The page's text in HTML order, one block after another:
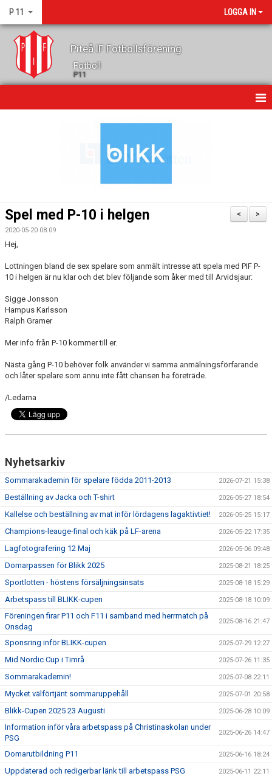
P 11 LOGGA IN
Piteå IF Fotbollsförening
Fotboll
P11
TRUPPEN
DOKUMENT
KONTAKT
>
<
Spel med P-10 i helgen
2020-05-20 08:09
Hej,
Lottningen bland de sex spelare som anmält intresse att spela med PIF P-
10 i helgen är nu klar och det blev följande som åker med till Arvidsjaur:
Sigge Jonsson
Hampus Karlsson
Ralph Gramer
Mer info från P-10 kommer till er.
Nästa gång P-10 behöver folk använder vi samma anmälningsförfarande
och låter spelare som ännu inte fått chansen ha företräde.
/Ledarna
Nyhetsarkiv
Sommarakademin för spelare födda 2011-2013 2026-07-21 15:38
Beställning av Jacka och T-shirt 2026-05-27 18:54
Kallelse och beställning av mat inför lördagens lagaktivtiet! 2026-05-25 15:17
Champions-leauge-final och käk på LF-arena 2026-05-22 17:35
Lagfotografering 12 Maj 2026-05-06 09:48
Domarpassen för Blikk 2025 2025-08-21 18:25
Sportlotten - höstens försäljningsinsats 2025-08-18 15:29
Arbetspass till BLIKK-cupen 2025-08-18 10:09
Föreningen firar P11 och F11 i samband med herrmatch på
Onsdag
2025-08-16 21:47
Sponsring inför BLIKK-cupen 2025-07-29 12:27
Mid Nordic Cup i Timrå 2025-07-26 11:35
Sommarakademin! 2025-07-08 22:11
Mycket välförtjänt sommaruppehåll 2025-07-01 20:58
Blikk-Cupen 2025 23 Augusti 2025-06-28 10:09
Information inför våra arbetspass på Christinaskolan under
PSG
2025-06-26 14:47
Domarutbildning P11 2025-06-16 18:24
Uppdaterad och redigerbar länk till arbetspass PSG 2025-06-11 22:11